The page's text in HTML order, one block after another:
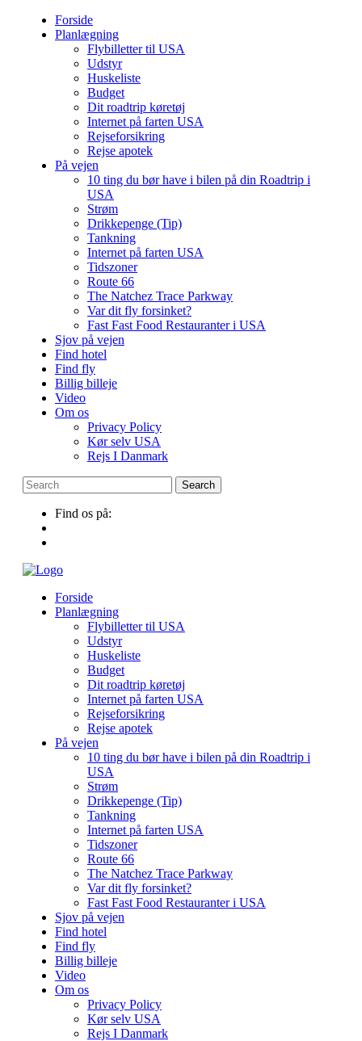
Forside
Planlægning
Flybilletter til USA
Udstyr
Huskeliste
Budget
Dit roadtrip køretøj
Internet på farten USA
Rejseforsikring
Rejse apotek
På vejen
10 ting du bør have i bilen på din Roadtrip i
USA
Strøm
Drikkepenge (Tip)
Tankning
Internet på farten USA
Tidszoner
Route 66
The Natchez Trace Parkway
Var dit fly forsinket?
Fast Fast Food Restauranter i USA
Sjov på vejen
Find hotel
Find fly
Billig billeje
Video
Om os
Privacy Policy
Kør selv USA
Rejs I Danmark
Find os på:
Forside
Planlægning
Flybilletter til USA
Udstyr
Huskeliste
Budget
Dit roadtrip køretøj
Internet på farten USA
Rejseforsikring
Rejse apotek
På vejen
10 ting du bør have i bilen på din Roadtrip i
USA
Strøm
Drikkepenge (Tip)
Tankning
Internet på farten USA
Tidszoner
Route 66
The Natchez Trace Parkway
Var dit fly forsinket?
Fast Fast Food Restauranter i USA
Sjov på vejen
Find hotel
Find fly
Billig billeje
Video
Om os
Privacy Policy
Kør selv USA
Rejs I Danmark